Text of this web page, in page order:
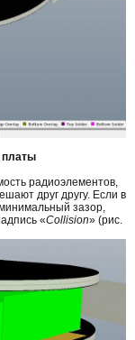
платы
радиоэлементов,
друг другу. Если в
зазор,
«Collision» (рис.